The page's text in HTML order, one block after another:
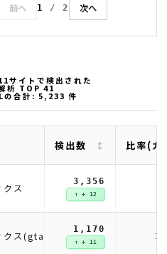
前へ 1 / 2 次へ
サイトで検出された
析 TOP 41
の合計: 5,233 件
検出数 比率(
ス
3,356
↑ + 12
ス(gtag)
1,170
↑ + 11